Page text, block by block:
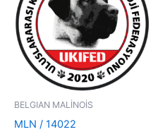
BELGIAN MALİNOİS
MLN / 14022